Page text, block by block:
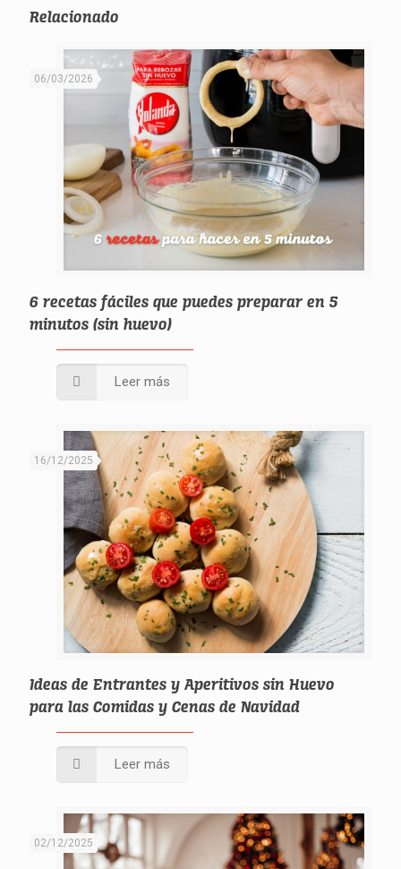
Relacionado
06/03/2026
6 recetas fáciles que puedes preparar en 5
minutos (sin huevo)
Leer más
16/12/2025
Ideas de Entrantes y Aperitivos sin Huevo
para las Comidas y Cenas de Navidad
Leer más
02/12/2025